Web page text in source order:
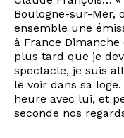
Boulogne-sur-Mer,
ensemble une
à France Dimanche
plus tard que je
spectacle, je suis
le voir dans sa
heure avec lui, et
seconde nos